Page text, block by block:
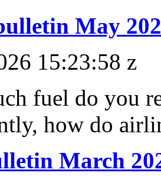
May
15:23:58 z
fuel do you
how do
March